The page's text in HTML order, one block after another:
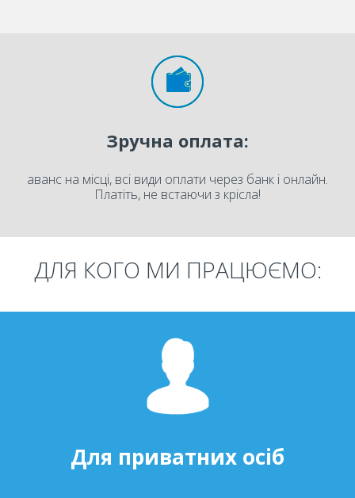
Зручна оплата:
аванс на місці, всі види оплати через банк і онлайн.
Платіть, не встаючи з крісла!
ДЛЯ КОГО МИ ПРАЦЮЄМО:
Для приватних осіб